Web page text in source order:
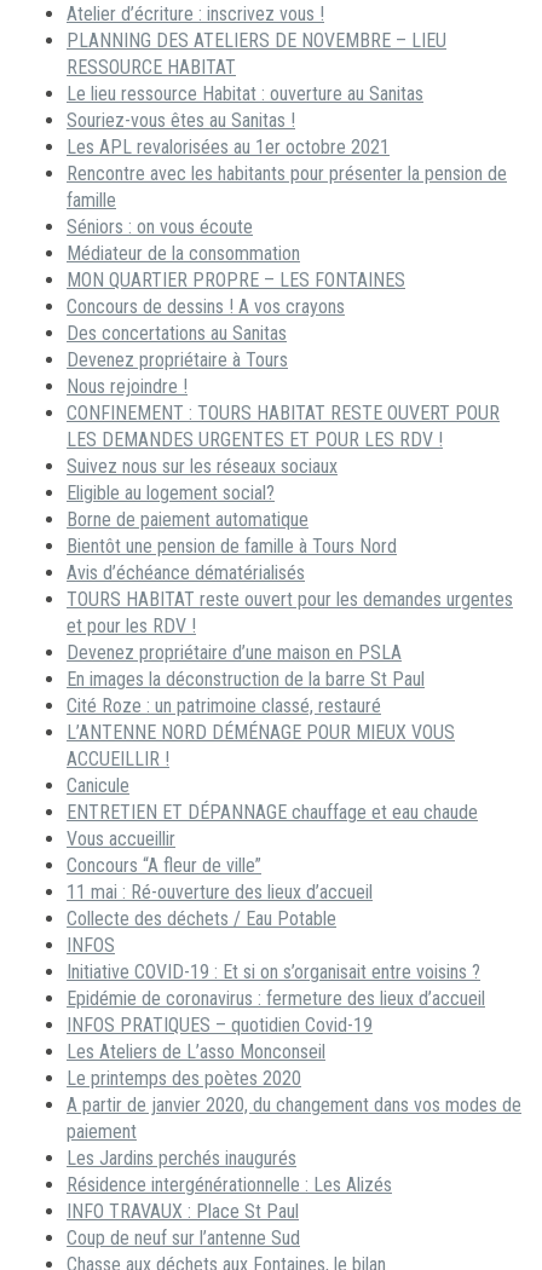
Atelier d’écriture : inscrivez vous !
PLANNING DES ATELIERS DE NOVEMBRE – LIEU
RESSOURCE HABITAT
Le lieu ressource Habitat : ouverture au Sanitas
Souriez-vous êtes au Sanitas !
Les APL revalorisées au 1er octobre 2021
Rencontre avec les habitants pour présenter la pension de
famille
Séniors : on vous écoute
Médiateur de la consommation
MON QUARTIER PROPRE – LES FONTAINES
Concours de dessins ! A vos crayons
Des concertations au Sanitas
Devenez propriétaire à Tours
Nous rejoindre !
CONFINEMENT : TOURS HABITAT RESTE OUVERT POUR
LES DEMANDES URGENTES ET POUR LES RDV !
Suivez nous sur les réseaux sociaux
Eligible au logement social?
Borne de paiement automatique
Bientôt une pension de famille à Tours Nord
Avis d’échéance dématérialisés
TOURS HABITAT reste ouvert pour les demandes urgentes
et pour les RDV !
Devenez propriétaire d’une maison en PSLA
En images la déconstruction de la barre St Paul
Cité Roze : un patrimoine classé, restauré
L’ANTENNE NORD DÉMÉNAGE POUR MIEUX VOUS
ACCUEILLIR !
Canicule
ENTRETIEN ET DÉPANNAGE chauffage et eau chaude
Vous accueillir
Concours “A fleur de ville”
11 mai : Ré-ouverture des lieux d’accueil
Collecte des déchets / Eau Potable
INFOS
Initiative COVID-19 : Et si on s’organisait entre voisins ?
Epidémie de coronavirus : fermeture des lieux d’accueil
INFOS PRATIQUES – quotidien Covid-19
Les Ateliers de L’asso Monconseil
Le printemps des poètes 2020
A partir de janvier 2020, du changement dans vos modes de
paiement
Les Jardins perchés inaugurés
Résidence intergénérationnelle : Les Alizés
INFO TRAVAUX : Place St Paul
Coup de neuf sur l’antenne Sud
Chasse aux déchets aux Fontaines, le bilan